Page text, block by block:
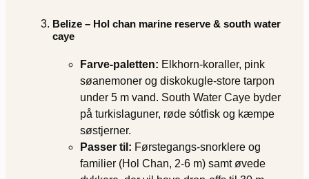
Belize – Hol chan marine reserve & south water
caye
Farve‐paletten: Elkhorn-koraller, pink
søanemoner og diskokugle-store tarpon
under 5 m vand. South Water Caye byder
på turkislaguner, røde sótfisk og kæmpe
søstjerner.
Passer til: Førstegangs-snorklere og
familier (Hol Chan, 2-6 m) samt øvede